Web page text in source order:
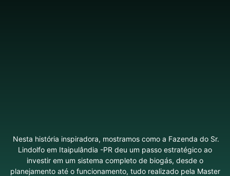
Nesta história inspiradora, mostramos como a Fazenda do Sr.
Lindolfo em Itaipulândia -PR deu um passo estratégico ao
investir em um sistema completo de biogás, desde o
planejamento até o funcionamento, tudo realizado pela Master